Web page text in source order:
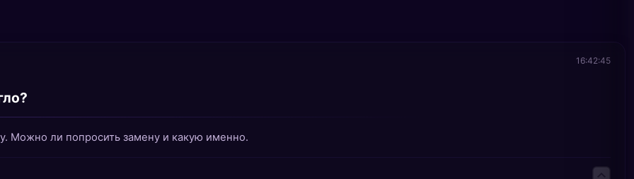
16:42:45
Можно ли попросить замену и какую именно.